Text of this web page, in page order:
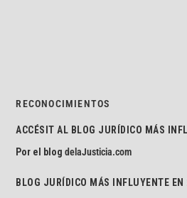
RECONOCIMIENTOS
ACCÉSIT AL BLOG JURÍDICO MÁS
Por el blogdelaJusticia.com
BLOG JURÍDICO MÁS INFLUYENTE